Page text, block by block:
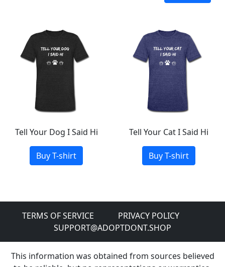
Tell Your Dog I Said Hi
Buy T-shirt
Tell Your Cat I Said Hi
Buy T-shirt
TERMS OF SERVICE
PRIVACY POLICY
SUPPORT@ADOPTDONT.SHOP
This information was obtained from sources believed